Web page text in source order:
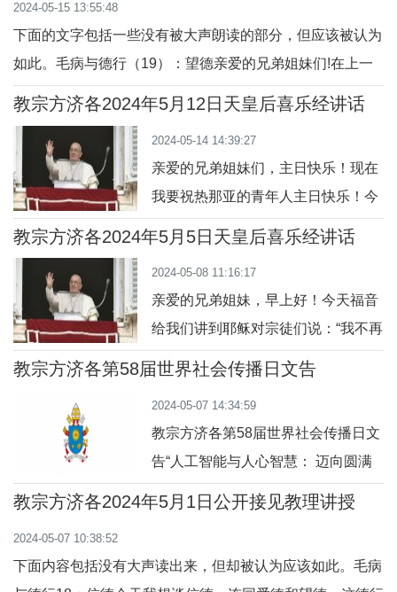
2024-05-15 13:55:48
下面的文字包括一些没有被大声朗读的部分，但应该被认为
如此。毛病与德行（19）：望德亲爱的兄弟姐妹们!在上一
次的教理讲授中，我们开始反思超性德行。有三个:信德、
了。“望德是超性的德行，借此望德我们期盼天国和永生，
视之为我们的幸福；我们所信靠的是基督的许诺，所依
教宗方济各2024年5月12日天皇后喜乐经讲话
2024-05-14 14:39:27
亲爱的兄弟姐妹们，主日快乐！现在
我要祝热那亚的青年人主日快乐！今
天在意大利和其他国家庆祝耶稣升天
交代任务让他们继续他的工作后，“就
被接升天，坐在天主的右边”（谷
16:19）。福音这样说：“他被接升
天，坐在天主的右边”。耶稣回归天父
犹如一位我
教宗方济各2024年5月5日天皇后喜乐经讲话
2024-05-08 11:16:17
亲爱的兄弟姐妹，早上好！今天福音
给我们讲到耶稣对宗徒们说：“我不再
称你们为仆人，而是朋友”（参阅若
中天主的“仆人”是特殊的人物，他交
托给他们重要的事情，例如梅瑟（参
阅出 14:31）、达味圣王（参阅撒下
7:8）、先知厄里亚（参阅列上
路 1:38）。天
教宗方济各第58届世界社会传播日文告
2024-05-07 14:34:59
教宗方济各第58届世界社会传播日文
告“人工智能与人心智慧： 迈向圆满
人性的传播”亲爱的弟兄姊妹们！我在
息界和传播界，也因而影响了社会生
教宗方济各2024年5月1日公开接见教理讲授
2024-05-07 10:38:52
下面内容包括没有大声读出来，但却被认为应该如此。毛病